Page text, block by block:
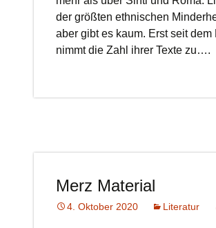
der größten ethnischen
aber gibt es kaum. Erst seit dem
nimmt die Zahl ihrer Texte zu….
Merz Material
4. Oktober 2020 Literatur